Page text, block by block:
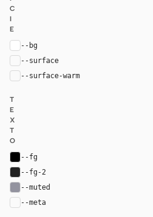
C
I
E
--bg
--surface
--surface-warm
T
E
X
T
O
--fg
--fg-2
--muted
--meta